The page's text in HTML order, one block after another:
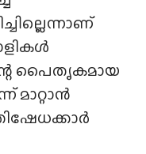
പൈതൃകമായ
മാറ്റാൻ